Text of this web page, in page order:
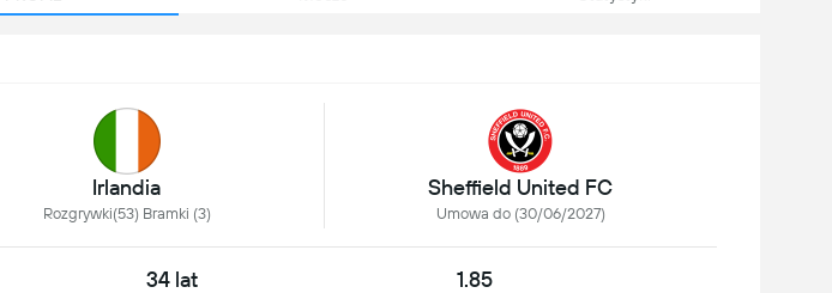
Irlandia
Rozgrywki(53) Bramki (3)
Sheffield United FC
Umowa do (30/06/2027)
34 lat 1.85